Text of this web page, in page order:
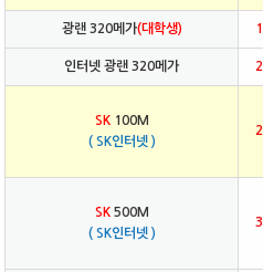
광랜 320메가(대학생)
인터넷 광랜 320메가
SK100M
( SK인터넷 )
SK500M
( SK인터넷 )